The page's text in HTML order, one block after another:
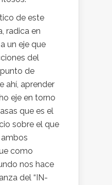
de este
radica en
un eje que
del
de
ahí, aprender
eje en torno
que es el
sobre el que
como
nos hace
del “IN-